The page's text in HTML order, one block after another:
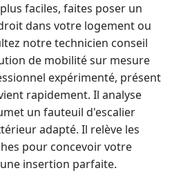
faciles, faites poser un
dans votre logement ou
notre technicien conseil
de mobilité sur mesure
expérimenté, présent
rapidement. Il analyse
un fauteuil d'escalier
adapté. Il relève les
pour concevoir votre
insertion parfaite.